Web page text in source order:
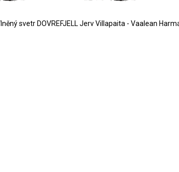
svetr DOVREFJELL Jerv Villapaita - Vaalean